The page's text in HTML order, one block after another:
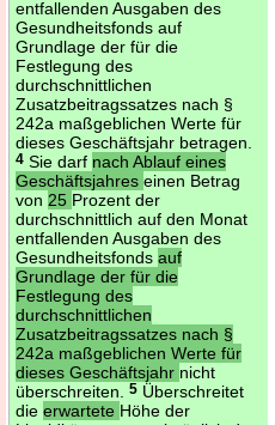
entfallenden Ausgaben des
Gesundheitsfonds auf
Grundlage der für die
Festlegung des
durchschnittlichen
Zusatzbeitragssatzes nach §
242a maßgeblichen Werte für
dieses Geschäftsjahr betragen.
4Sie darf nach Ablauf eines
Geschäftsjahres einen Betrag
von 25 Prozent der
durchschnittlich auf den Monat
entfallenden Ausgaben des
Gesundheitsfonds auf
Grundlage der für die
Festlegung des
durchschnittlichen
Zusatzbeitragssatzes nach §
242a maßgeblichen Werte für
dieses Geschäftsjahr nicht
überschreiten.
5Überschreitet
die erwartete Höhe der